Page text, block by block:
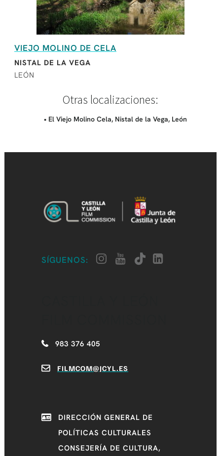
VIEJO MOLINO DE CELA
NISTAL DE LA VEGA
LEÓN
Otras localizaciones:
• El Viejo Molino Cela, Nistal de la Vega, León
SÍGUENOS:
983 376 405
FILMCOM@JCYL.ES
DIRECCIÓN GENERAL DE
POLÍTICAS CULTURALES
CONSEJERÍA DE CULTURA,